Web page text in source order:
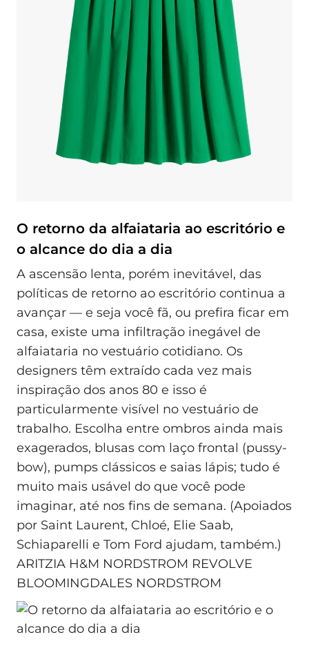
O retorno da alfaiataria ao escritório e
o alcance do dia a dia
A ascensão lenta, porém inevitável, das
políticas de retorno ao escritório continua a
avançar — e seja você fã, ou prefira ficar em
casa, existe uma infiltração inegável de
alfaiataria no vestuário cotidiano. Os
designers têm extraído cada vez mais
inspiração dos anos 80 e isso é
particularmente visível no vestuário de
trabalho. Escolha entre ombros ainda mais
exagerados, blusas com laço frontal (pussy-
bow), pumps clássicos e saias lápis; tudo é
muito mais usável do que você pode
imaginar, até nos fins de semana. (Apoiados
por Saint Laurent, Chloé, Elie Saab,
Schiaparelli e Tom Ford ajudam, também.)
ARITZIA H&M NORDSTROM REVOLVE
BLOOMINGDALES NORDSTROM